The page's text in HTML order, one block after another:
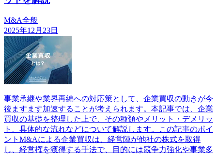
M&A全般
2025年12月23日
事業承継や業界再編への対応策として、企業買収の動きが今
後ますます加速することが考えられます。本記事では、企業
買収の基礎を整理した上で、その種類やメリット・デメリッ
ト、具体的な流れなどについて解説します。この記事のポイ
ントM&Aによる企業買収は、経営陣が他社の株式を取得
し、経営権を獲得する手法で、目的には競争力強化や事業多